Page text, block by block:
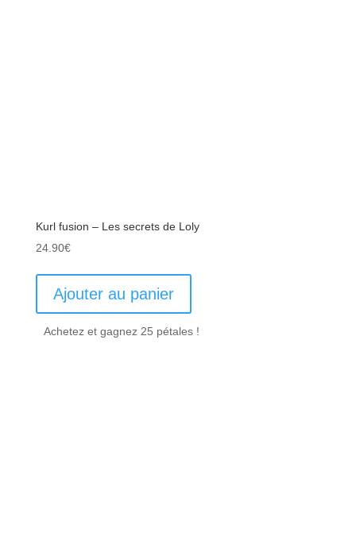
Kurl fusion – Les secrets de Loly
24.90€
Ajouter au panier
Achetez et gagnez 25 pétales !